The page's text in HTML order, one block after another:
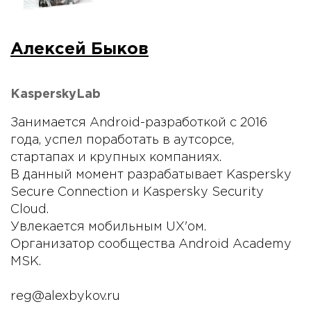
Алексей Быков
KasperskyLab
Занимается Android-разработкой с 2016
года, успел поработать в аутсорсе,
стартапах и крупных компаниях.
В данный момент разрабатывает Kaspersky
Secure Connection и Kaspersky Security
Cloud.
Увлекается мобильным UX'ом.
Организатор сообщества Android Academy
MSK.
reg@alexbykov.ru